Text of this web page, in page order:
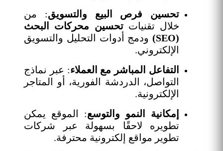
تحسين فرص البيع والتسويق: من
خلال تقنياتتحسين محركات البحث
(SEO)
ودمج أدوات التحليل والتسويق
الإلكتروني.
التفاعل المباشر مع العملاء: عبر نماذج
التواصل، الدردشة الفورية، أو المتاجر
الإلكترونية.
إمكانية النمو والتوسع: الموقع يمكن
تطويره لاحقًا بسهولة عبر شركات
تطوير مواقع إلكترونية محترفة.